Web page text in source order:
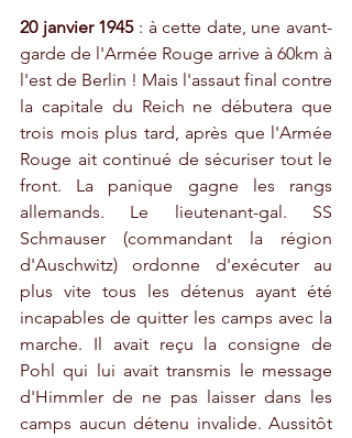
20 janvier 1945 : à cette date, une avant-
garde de l'Armée Rouge arrive à 60km à
l'est de Berlin ! Mais l'assaut final contre
la capitale du Reich ne débutera que
trois mois plus tard, après que l'Armée
Rouge ait continué de sécuriser tout le
front. La panique gagne les rangs
allemands. Le lieutenant-gal. SS
Schmauser (commandant la région
d'Auschwitz) ordonne d'exécuter au
plus vite tous les détenus ayant été
incapables de quitter les camps avec la
marche. Il avait reçu la consigne de
Pohl qui lui avait transmis le message
d'Himmler de ne pas laisser dans les
camps aucun détenu invalide. Aussitôt